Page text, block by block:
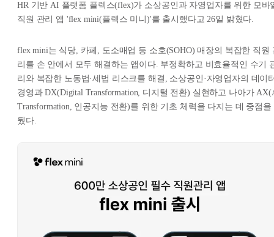
HR 기반 AI 플랫폼 플렉스(flex)가 소상공인과 자영업자를 위한 모바
직원 관리 앱 'flex mini(플렉스 미니)'를 출시했다고 26일 밝혔다.
flex mini는 식당, 카페, 도소매업 등 소호(SOHO) 매장의 복잡한 직원
리를 손 안에서 모두 해결하는 앱이다. 부정확하고 비효율적인 수기
리와 복잡한 노동법·세법 리스크를 해결, 소상공인·자영업자의 데이
경영과 DX(Digital Transformation, 디지털 전환) 실현하고 나아가
Transformation, 인공지능 전환)를 위한 기초 체력을 다지는 데 중점을
뒀다.